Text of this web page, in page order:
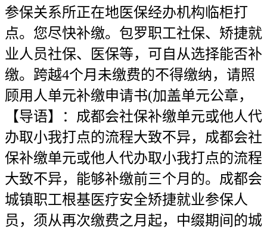
参保关系所正在地医保经办机构临柜打
点。您尽快补缴。包罗职工社保、矫捷就
业人员社保、医保等，可自从选择能否补
缴。跨越4个月未缴费的不得缴纳，请照
顾用人单元补缴申请书(加盖单元公章，
【导语】：成都会社保补缴单元或他人代
办取小我打点的流程大致不异，成都会社
保补缴单元或他人代办取小我打点的流程
大致不异，能够补缴前三个月的。成都会
城镇职工根基医疗安全矫捷就业参保人
员，须从再次缴费之月起，中缀期间的城